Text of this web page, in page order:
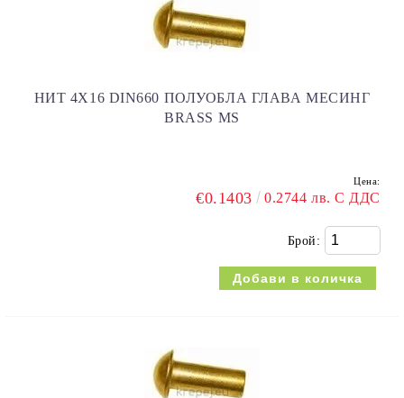
НИТ 4Х16 DIN660 ПОЛУОБЛА ГЛАВА МЕСИНГ
BRASS MS
Цена:
€0.1403 0.2744 лв. С ДДС
Брой: